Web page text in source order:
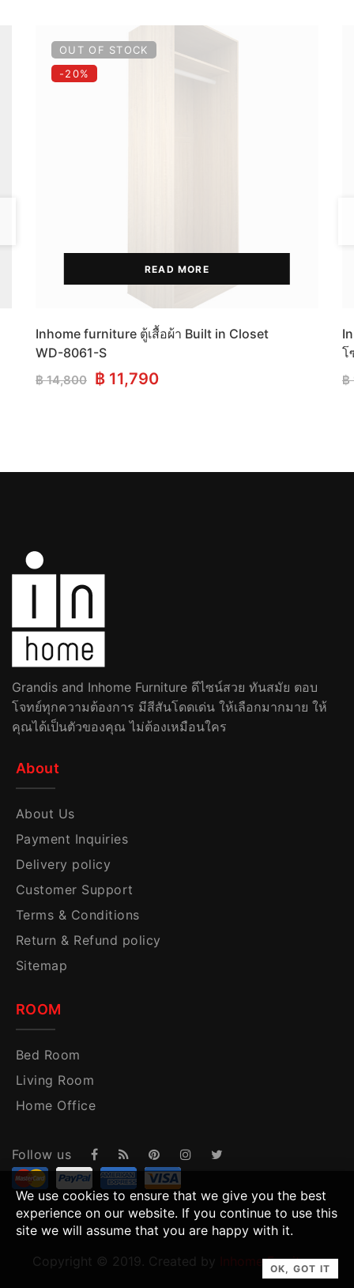
OUT OF STOCK
-20%
READ MORE
Inhome furniture ตู้เสื้อผ้า Built in Closet
WD-8061-S
฿14,800 Original
฿ 11,790Current
โ
฿
Grandis and Inhome Furniture ดีไซน์สวย ทันสมัย ตอบ
โจทย์ทุกความต้องการ มีสีสันโดดเด่น ให้เลือกมากมาย ให้
คุณได้เป็นตัวของคุณ ไม่ต้องเหมือนใคร
About
About Us
Payment Inquiries
Delivery policy
Customer Support
Terms & Conditions
Return & Refund policy
Sitemap
ROOM
Bed Room
Living Room
Home Office
Follow us
Copyright © 2019. Created by Inhome Furniture.
We use cookies to ensure that we give you the best
experience on our website. If you continue to use this
site we will assume that you are happy with it.
OK, GOT IT